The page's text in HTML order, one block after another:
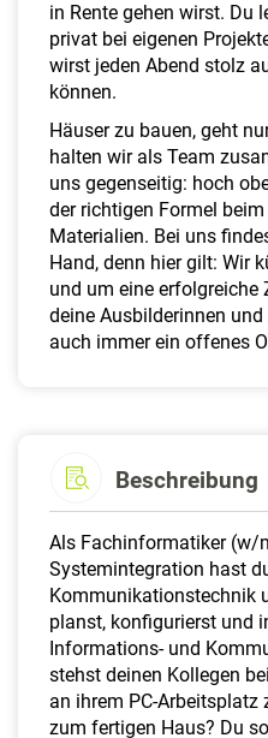
in Rente gehen wirst. Du
privat bei eigenen
wirst jeden Abend stolz
können.
Häuser zu bauen, geht
halten wir als Team
uns gegenseitig: hoch
der richtigen Formel beim
Materialien. Bei uns
Hand, denn hier gilt: Wir
und um eine erfolgreiche
deine Ausbilderinnen
auch immer ein offenes
Beschreibung
​Als Fachinformatiker
Systemintegration hast
Kommunikationstechnik
planst, konfigurierst und
Informations- und
stehst deinen Kollegen
an ihrem PC-Arbeitsplatz
zum fertigen Haus? Du